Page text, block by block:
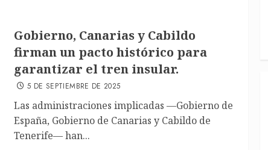
Gobierno, Canarias y Cabildo
firman un pacto histórico para
garantizar el tren insular.
5 DE SEPTIEMBRE DE 2025
Las administraciones implicadas —Gobierno de
España, Gobierno de Canarias y Cabildo de
Tenerife— han...